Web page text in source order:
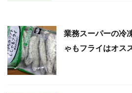
業務スーパーの冷
ゃもフライはオス